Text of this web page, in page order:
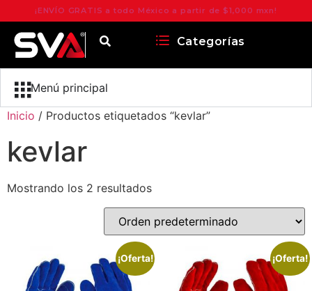
¡ENVÍO GRATIS a todo México a partir de $1,000 mxn!
Categorías
Menú principal
Inicio / Productos etiquetados “kevlar”
kevlar
Mostrando los 2 resultados
¡Oferta! ¡Oferta!